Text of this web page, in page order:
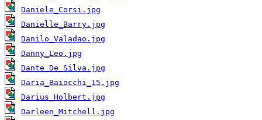
Daniele_Corsi.jpg
Danielle_Barry.jpg
Danilo_Valadao.jpg
Danny_Leo.jpg
Dante_De_Silva.jpg
Daria_Baiocchi_15.jpg
Darius_Holbert.jpg
Darleen_Mitchell.jpg